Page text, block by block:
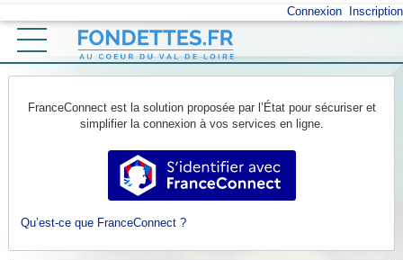
Connexion Inscription
Ouvrir le menu
Accueil
Vos démarches
FranceConnect est la solution proposée par l’État pour sécuriser et
simplifier la connexion à vos services en ligne.
S’identifier avec FranceConnect
Qu’est-ce que FranceConnect ?